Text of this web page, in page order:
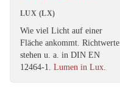
LUX (LX)
Wie viel Licht auf einer
Fläche ankommt. Richtwerte
stehen u. a. in DIN EN
12464-1. Lumen in Lux.